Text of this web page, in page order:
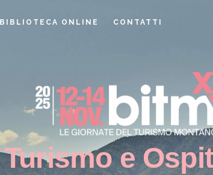
BIBLIOTECA ONLINE CONTATTI
Turismo e